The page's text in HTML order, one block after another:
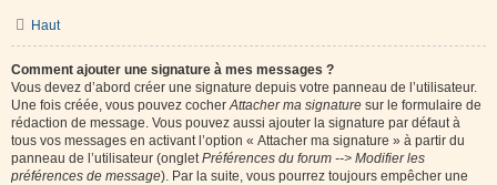
Haut
Comment ajouter une signature à mes messages ?
Vous devez d’abord créer une signature depuis votre panneau de l’utilisateur.
Une fois créée, vous pouvez cocherAttacher ma signature sur le formulaire de
rédaction de message. Vous pouvez aussi ajouter la signature par défaut à
tous vos messages en activant l’option « Attacher ma signature » à partir du
panneau de l’utilisateur (ongletPréférences du forum --> Modifier les
préférences de message). Par la suite, vous pourrez toujours empêcher une